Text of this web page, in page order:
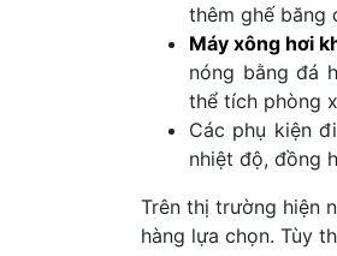
thêm ghế băng
Máy xông hơi
nóng bằng đá
thể tích phòng
Các phụ kiện
nhiệt độ, đồng
Trên thị trường hiện
hàng lựa chọn. Tùy